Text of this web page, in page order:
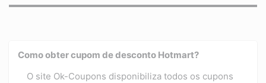
Como obter cupom de desconto Hotmart?
O site Ok-Coupons disponibiliza todos os cupons